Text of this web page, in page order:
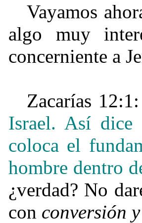
Vayamos
algo muy
concerniente a
Zacarías
Israel. Así dice
coloca el
hombre dentro
¿verdad? No
con conversión